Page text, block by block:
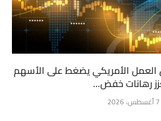
الأمريكي يضغط على الأسهم
رهانات خفض...
7 أغسطس، 2026